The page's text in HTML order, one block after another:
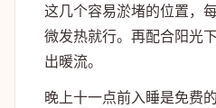
这几个容易淤堵的位置，
微发热就行。再配合阳光
出暖流。
晚上十一点前入睡是免费